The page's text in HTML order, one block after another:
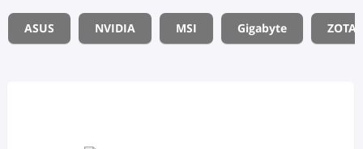
ASUS NVIDIA MSI Gigabyte ZOTAC